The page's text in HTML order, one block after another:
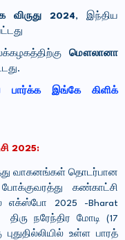
2024, இந்திய
மௌலானா
பார்க்க இங்கே கிளிக்
2025:
வாகனங்கள் தொடர்பான
கண்காட்சி
எக்ஸ்போ 2025 -Bharat
நரேந்திர மோடி (17
உள்ள பாரத்